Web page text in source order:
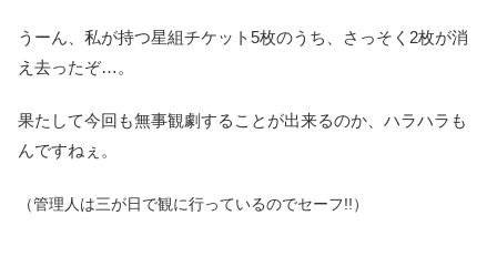
うーん、私が持つ星組チケット5枚のうち、さっそく2枚が消
え去ったぞ…。
果たして今回も無事観劇することが出来るのか、ハラハラも
んですねぇ。
（管理人は三が日で観に行っているのでセーフ!!）